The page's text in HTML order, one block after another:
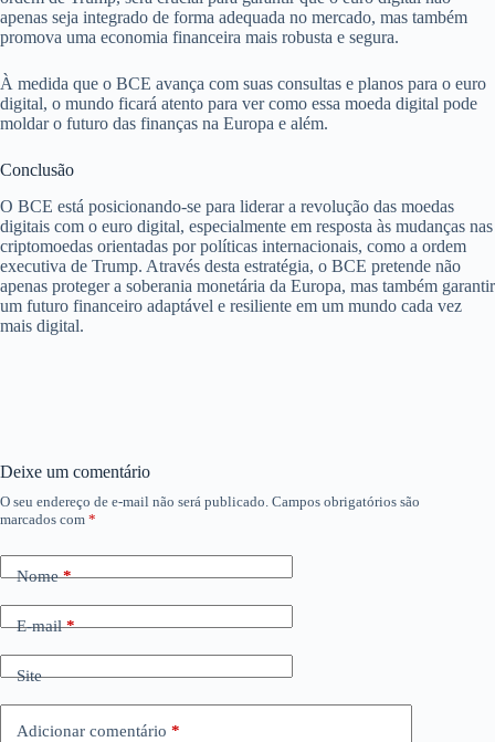
apenas seja integrado de forma adequada no mercado, mas também
promova uma economia financeira mais robusta e segura.
À medida que o BCE avança com suas consultas e planos para o euro
digital, o mundo ficará atento para ver como essa moeda digital pode
moldar o futuro das finanças na Europa e além.
Conclusão
O BCE está posicionando-se para liderar a revolução das moedas
digitais com o euro digital, especialmente em resposta às mudanças nas
criptomoedas orientadas por políticas internacionais, como a ordem
executiva de Trump. Através desta estratégia, o BCE pretende não
apenas proteger a soberania monetária da Europa, mas também garantir
um futuro financeiro adaptável e resiliente em um mundo cada vez
mais digital.
Deixe um comentário
O seu endereço de e-mail não será publicado. Campos obrigatórios são
marcados com *
Nome*
E-mail*
Site
Adicionar comentário *